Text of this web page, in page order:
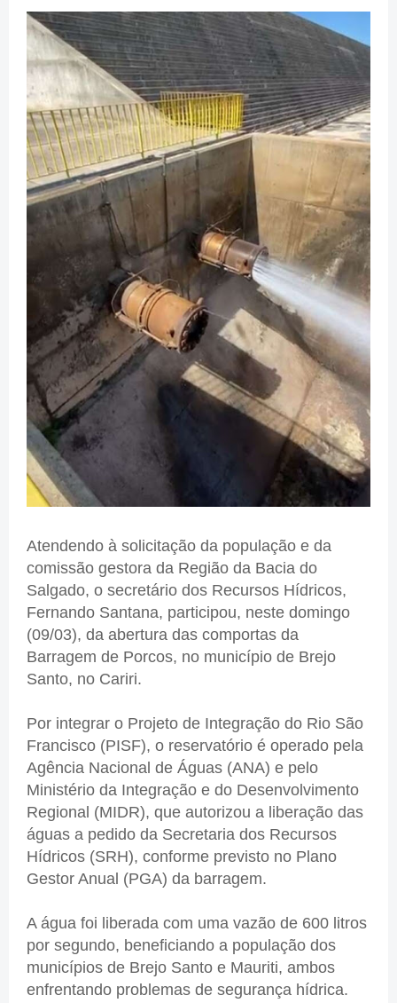
Atendendo à solicitação da população e da
comissão gestora da Região da Bacia do
Salgado, o secretário dos Recursos Hídricos,
Fernando Santana, participou, neste domingo
(09/03), da abertura das comportas da
Barragem de Porcos, no município de Brejo
Santo, no Cariri.
Por integrar o Projeto de Integração do Rio São
Francisco (PISF), o reservatório é operado pela
Agência Nacional de Águas (ANA) e pelo
Ministério da Integração e do Desenvolvimento
Regional (MIDR), que autorizou a liberação das
águas a pedido da Secretaria dos Recursos
Hídricos (SRH), conforme previsto no Plano
Gestor Anual (PGA) da barragem.
A água foi liberada com uma vazão de 600 litros
por segundo, beneficiando a população dos
municípios de Brejo Santo e Mauriti, ambos
enfrentando problemas de segurança hídrica.